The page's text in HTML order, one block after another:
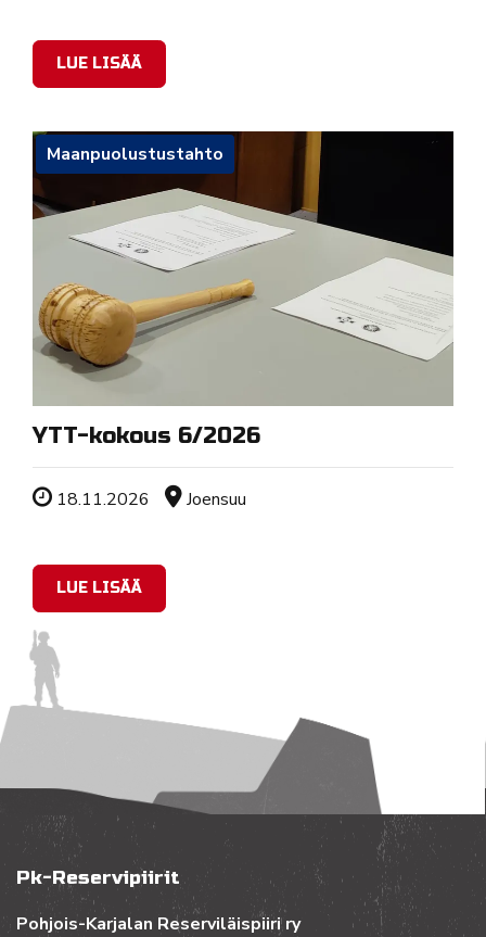
LUE LISÄÄ
Maanpuolustustahto
YTT-kokous 6/2026
Tapahtuman ajankohta
18.11.2026 Sijainti
Joensuu
LUE LISÄÄ
Pk-Reservipiirit
Pohjois-Karjalan Reserviläispiiri ry